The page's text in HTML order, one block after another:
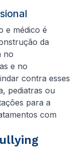
e médico é
da
no
e no
contra esses
pediatras ou
para a
com